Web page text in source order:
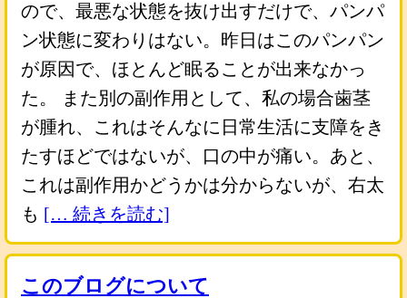
ので、最悪な状態を抜け出すだけで、パンパ
ン状態に変わりはない。昨日はこのパンパン
が原因で、ほとんど眠ることが出来なかっ
た。 また別の副作用として、私の場合歯茎
が腫れ、これはそんなに日常生活に支障をき
たすほどではないが、口の中が痛い。あと、
これは副作用かどうかは分からないが、右太
も [… 続きを読む]
このブログについて